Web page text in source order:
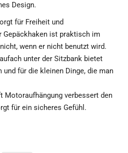
Design.
für Freiheit und
Gepäckhaken ist praktisch im
wenn er nicht benutzt wird.
unter der Sitzbank bietet
und für die kleinen Dinge, die man
Motoraufhängung verbessert den
für ein sicheres Gefühl.